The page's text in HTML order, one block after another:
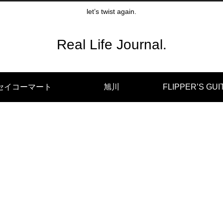
let’s twist again.
Real Life Journal.
イコーマート 旭川 FLIPPER’S